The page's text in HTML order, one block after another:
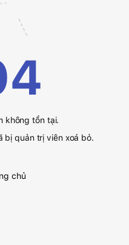
không tồn tại.
bị quản trị viên xoá bỏ.
chủ